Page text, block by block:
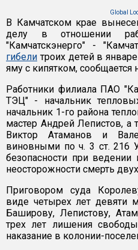
Global
В Камчатском крае
делу в отношении
"Камчатскэнерго" -
гибели троих детей в
яму с кипятком, сообщается
Работники филиала ПАО
ТЭЦ" - начальник
начальник 1-го района
мастер Андрей Лепистов, а
Виктор Атаманов и
виновными по ч. 3 ст. 216
безопасности при
неосторожности смерть
Приговором суда
виде четырех лет девяти
Баширову, Лепистову,
трех лет лишения
наказание в колонии-